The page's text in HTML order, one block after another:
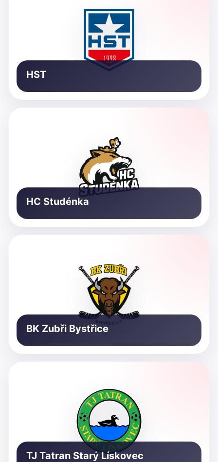
HST
HC Studénka
BK Zubři Bystřice
TJ Tatran Starý Lískovec